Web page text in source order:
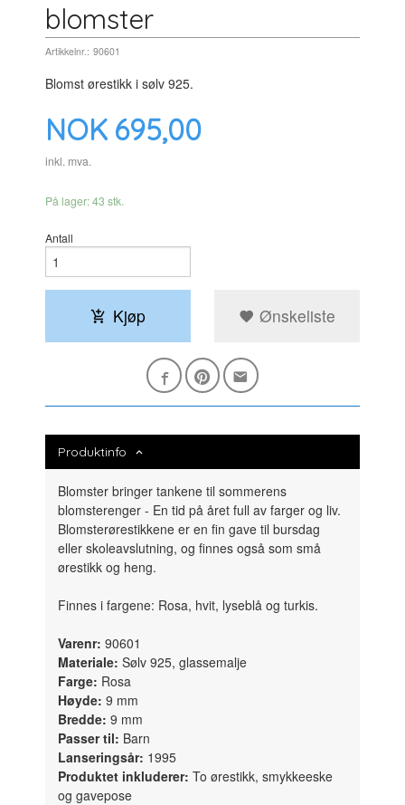
blomster
Artikkelnr.: 90601
Blomst ørestikk i sølv 925.
Pris
NOK 695,00
inkl. mva.
På lager: 43 stk.
Antall
Kjøp Ønskeliste
Produktinfo
Blomster bringer tankene til sommerens
blomsterenger - En tid på året full av farger og liv.
Blomsterørestikkene er en fin gave til bursdag
eller skoleavslutning, og finnes også som små
ørestikk og heng.
Finnes i fargene: Rosa, hvit, lyseblå og turkis.
Varenr: 90601
Materiale: Sølv 925, glassemalje
Farge: Rosa
Høyde:9 mm
Bredde: 9 mm
Passer til: Barn
Lanseringsår: 1995
Produktet inkluderer: To ørestikk, smykkeeske
og gavepose